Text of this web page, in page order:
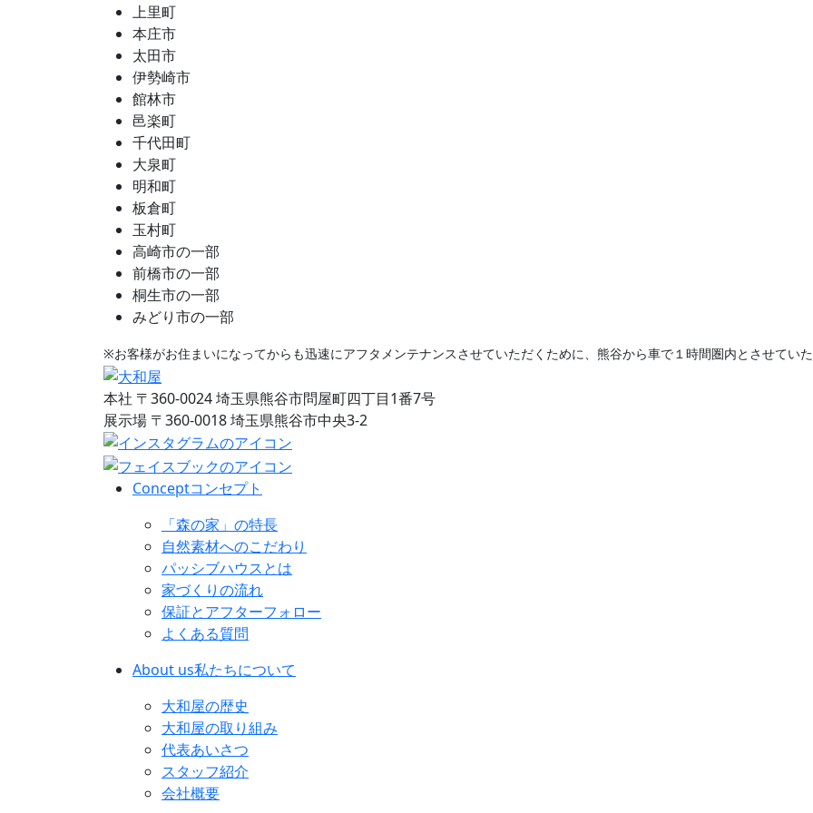
上里町
本庄市
太田市
伊勢崎市
館林市
邑楽町
千代田町
大泉町
明和町
板倉町
玉村町
高崎市の一部
前橋市の一部
桐生市の一部
みどり市の一部
※お客様がお住まいになってからも迅速にアフタメンテナンスさせていただくために、熊谷から車で１時間圏内とさせていた
本社 〒360-0024 埼玉県熊谷市問屋町四丁目1番7号
展示場 〒360-0018 埼玉県熊谷市中央3-2
Conceptコンセプト
「森の家」の特長
自然素材へのこだわり
パッシブハウスとは
家づくりの流れ
保証とアフターフォロー
よくある質問
About us私たちについて
大和屋の歴史
大和屋の取り組み
代表あいさつ
スタッフ紹介
会社概要